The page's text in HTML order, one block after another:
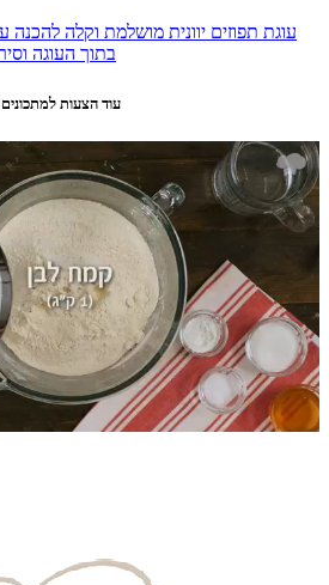
עוגת תפוזים יוונית מושלמת וקלה להכנה
בתוך העוגה
עוד הצעות למתכונים